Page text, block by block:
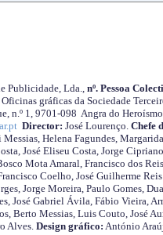
Publicidade, Lda., nº. Pessoa
Oficinas gráficas da Sociedade
n.º 1, 9701-098 Angra do
Director: José Lourenço. Chefe
Helena Fagundes,
José Eliseu Costa, Jorge
Mota Amaral, Francisco dos
Coelho, José Guilherme
Jorge Moreira, Paulo Gomes,
José Gabriel Ávila, Fábio Vieira,
Berto Messias, Luis Couto, José
Alves.Design gráfico: António